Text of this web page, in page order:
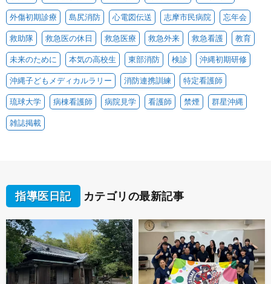
外傷初期診療 島尻消防 心電図伝送 志摩市民病院 忘年会
救助隊 救急医の休日 救急医療 救急外来 救急看護 教育
未来のために 本気の高校生 東部消防 検診 沖縄初期研修
沖縄子どもメディカルラリー 消防連携訓練 特定看護師
琉球大学 病棟看護師 病院見学 看護師 禁煙 群星沖縄
雑誌掲載
指導医日記 カテゴリの最新記事